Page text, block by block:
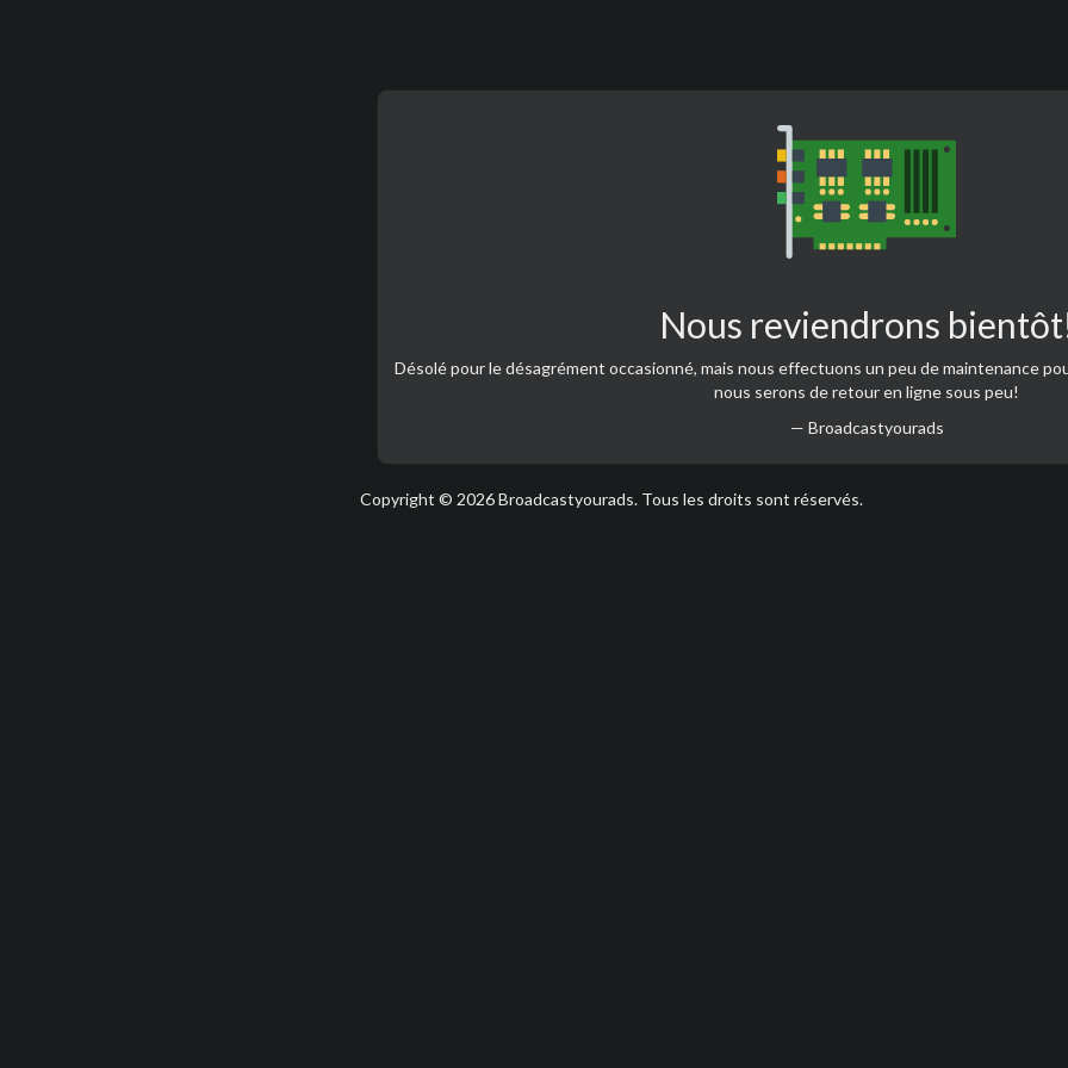
Nous reviendrons
Désolé pour le désagrément occasionné, mais nous effectuons un peu de maintenance
nous serons de retour en ligne sous peu!
— Broadcastyourads
Copyright © 2026 Broadcastyourads. Tous les droits sont réservés.